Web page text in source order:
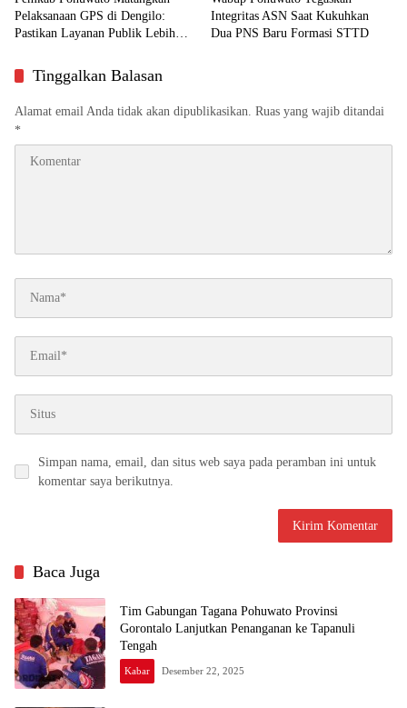
Pelaksanaan GPS di Dengilo:
Pastikan Layanan Publik Lebih
Integritas ASN Saat Kukuhkan
Dua PNS Baru Formasi STTD
Tinggalkan Balasan
Alamat email Anda tidak akan dipublikasikan. Ruas yang wajib ditandai
*
Simpan nama, email, dan situs web saya pada peramban ini untuk
komentar saya berikutnya.
Baca Juga
Tim Gabungan Tagana Pohuwato Provinsi
Gorontalo Lanjutkan Penanganan ke Tapanuli
Tengah
Kabar Desember 22, 2025